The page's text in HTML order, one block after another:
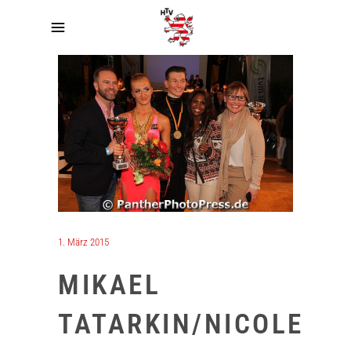
1. März 2015
MIKAEL
TATARKIN/NICOLE